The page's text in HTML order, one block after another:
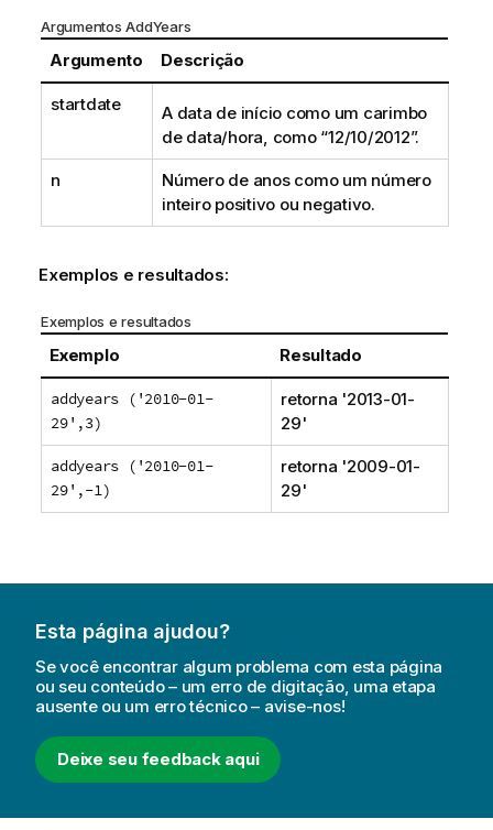
Argumentos AddYears
Argumento Descrição
startdate
A data de início como um carimbo
de data/hora, como “12/10/2012”.
n
Número de anos como um número
inteiro positivo ou negativo.
Exemplos e resultados:
Exemplos e resultados
Exemplo Resultado
addyears ('2010-01-
29',3)
retorna '2013-01-
29'
addyears ('2010-01-
29',-1)
retorna '2009-01-
29'
Esta página ajudou?
Se você encontrar algum problema com esta página
ou seu conteúdo – um erro de digitação, uma etapa
ausente ou um erro técnico – avise-nos!
Deixe seu feedback aqui